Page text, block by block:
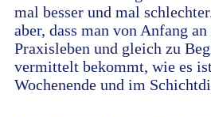
mal besser und mal
aber, dass man von Anfang
Praxisleben und gleich zu
vermittelt bekommt, wie es
Wochenende und im